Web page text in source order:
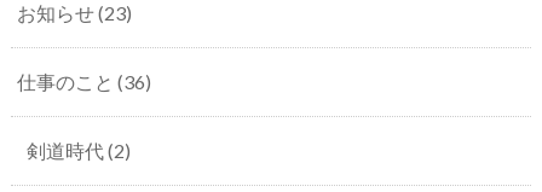
お知らせ(23)
仕事のこと (36)
剣道時代(2)